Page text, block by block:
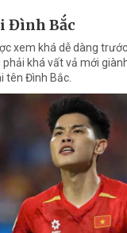
Đình Bắc
xem khá dễ dàng
phải khá vất vả mới
tên Đình Bắc.